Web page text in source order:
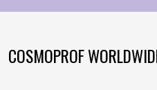
COSMOPROF